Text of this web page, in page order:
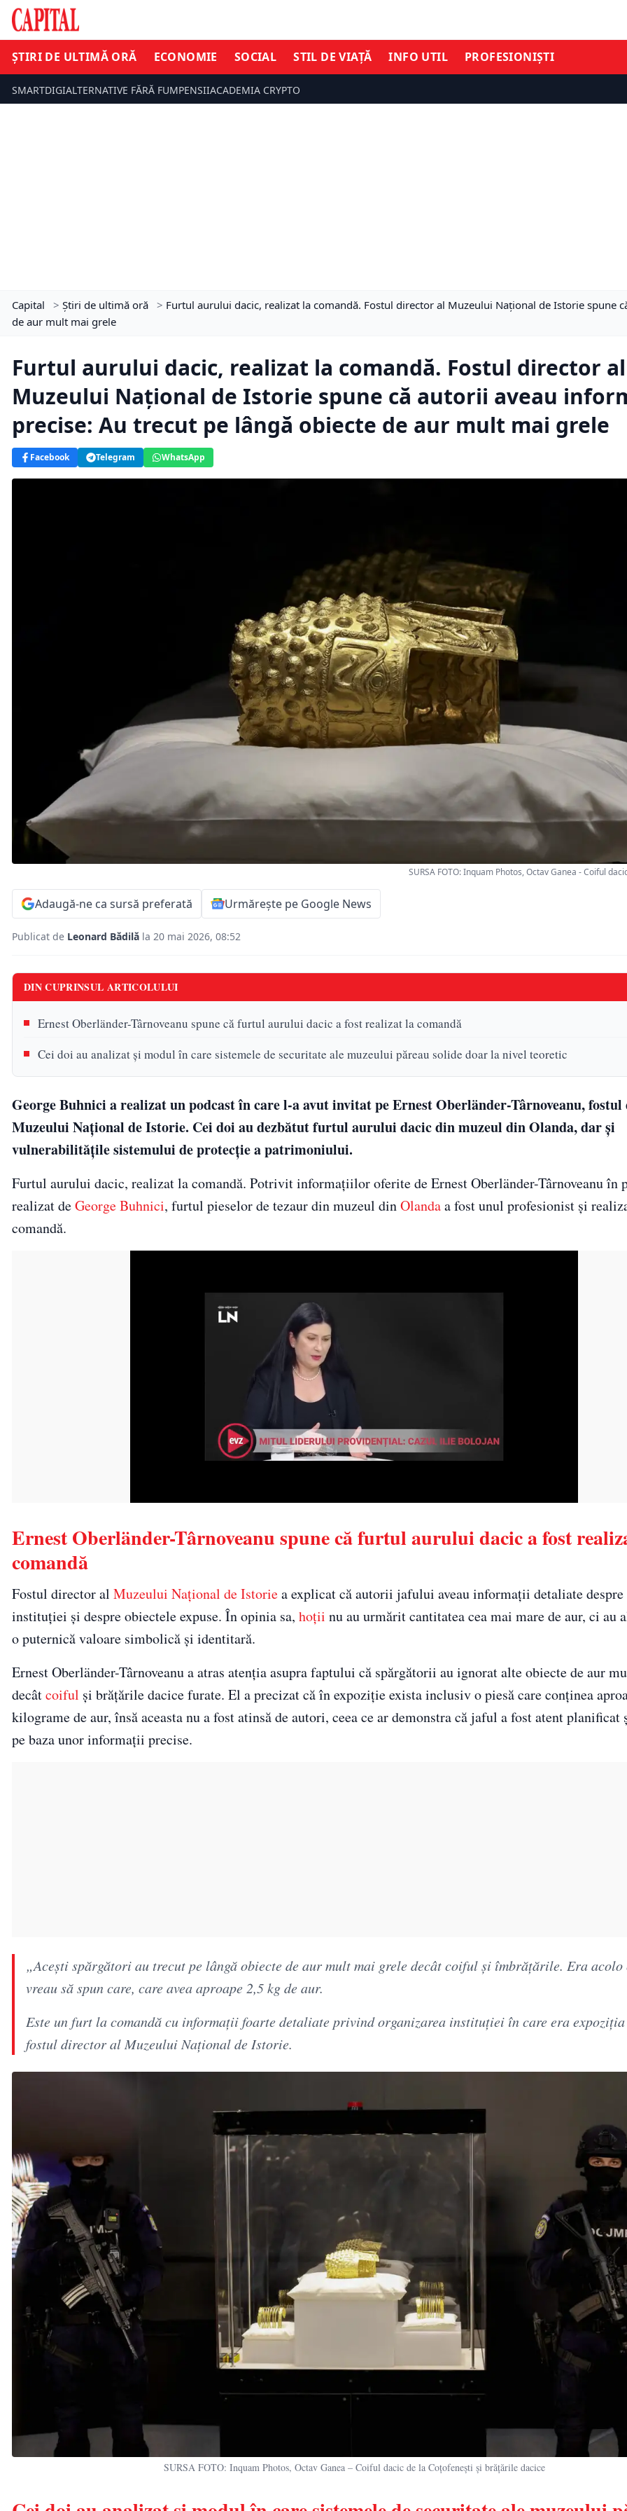
ȘTIRI DE ULTIMĂ ORĂ ECONOMIE SOCIAL STIL DE VIAȚĂ INFO UTIL PROFESIONIȘTI
SMARTDIGIALTERNATIVE FĂRĂ FUMPENSIIACADEMIA CRYPTO
Capital > Știri de ultimă oră > Furtul aurului dacic, realizat la comandă. Fostul director al Muzeului Național de Istorie spune
de aur mult mai grele
Furtul aurului dacic, realizat la comandă. Fostul director al
Muzeului Național de Istorie spune că autorii aveau
precise: Au trecut pe lângă obiecte de aur mult mai grele
Facebook Telegram WhatsApp
SURSA FOTO: Inquam Photos, Octav Ganea - Coiful
Adaugă-ne ca sursă preferată Urmărește pe Google News
Publicat de Leonard Bădilă la 20 mai 2026, 08:52
DIN CUPRINSUL ARTICOLULUI
Ernest Oberländer-Târnoveanu spune că furtul aurului dacic a fost realizat la comandă
Cei doi au analizat și modul în care sistemele de securitate ale muzeului păreau solide doar la nivel teoretic
George Buhnici a realizat un podcast în care l-a avut invitat pe Ernest Oberländer-Târnoveanu,
Muzeului Național de Istorie. Cei doi au dezbătut furtul aurului dacic din muzeul din Olanda, dar și
vulnerabilitățile sistemului de protecție a patrimoniului.
Furtul aurului dacic, realizat la comandă. Potrivit informațiilor oferite de Ernest Oberländer-Târnoveanu în
realizat deGeorge Buhnici, furtul pieselor de tezaur din muzeul dinOlandaa fost unul profesionist și
comandă.
Ernest Oberländer-Târnoveanu spune că furtul aurului dacic a fost
comandă
Fostul director al Muzeului Național de Istoriea explicat că autorii jafului aveau informații detaliate despre
instituției și despre obiectele expuse. În opinia sa, hoții nu au urmărit cantitatea cea mai mare de aur, ci au
o puternică valoare simbolică și identitară.
Ernest Oberländer-Târnoveanu a atras atenția asupra faptului că spărgătorii au ignorat alte obiecte de aur
decâtcoiful și brățările dacice furate. El a precizat că în expoziție exista inclusiv o piesă care conținea
kilograme de aur, însă aceasta nu a fost atinsă de autori, ceea ce ar demonstra că jaful a fost atent planificat
pe baza unor informații precise.
„Acești spărgători au trecut pe lângă obiecte de aur mult mai grele decât coiful și îmbrățările. Era acolo
vreau să spun care, care avea aproape 2,5 kg de aur.
Este un furt la comandă cu informații foarte detaliate privind organizarea instituției în care era
fostul director al Muzeului Național de Istorie.
SURSA FOTO: Inquam Photos, Octav Ganea – Coiful dacic de la Coțofenești și brățările dacice